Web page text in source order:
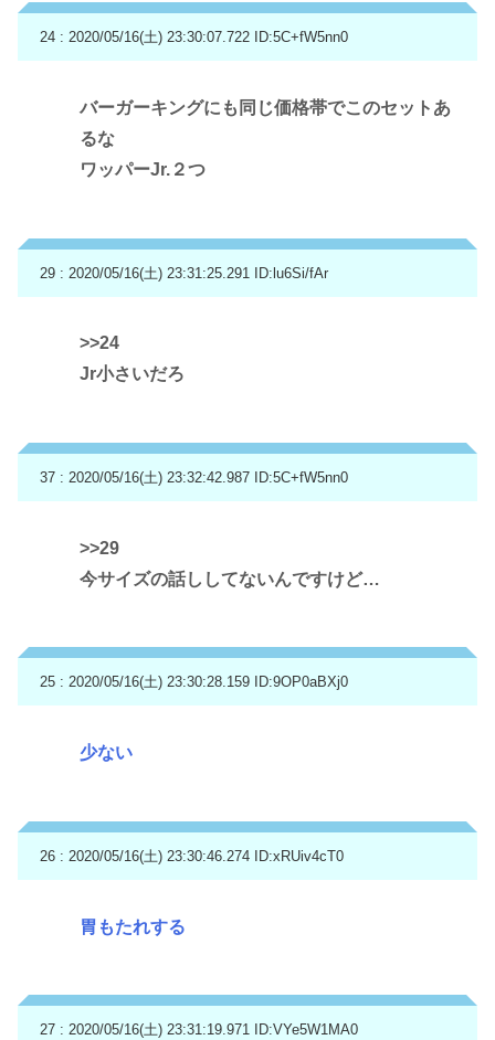
24 : 2020/05/16(土) 23:30:07.722 ID:5C+fW5nn0
バーガーキングにも同じ価格帯でこのセットあ
るな
ワッパーJr.２つ
29 : 2020/05/16(土) 23:31:25.291 ID:lu6Si/fAr
>>24
Jr小さいだろ
37 : 2020/05/16(土) 23:32:42.987 ID:5C+fW5nn0
>>29
今サイズの話ししてないんですけど…
25 : 2020/05/16(土) 23:30:28.159 ID:9OP0aBXj0
少ない
26 : 2020/05/16(土) 23:30:46.274 ID:xRUiv4cT0
胃もたれする
27 : 2020/05/16(土) 23:31:19.971 ID:VYe5W1MA0